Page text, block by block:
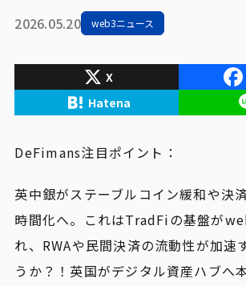
2026.05.20 web3ニュース
X
Hatena
DeFimans注目ポイント：
英中銀がステーブルコイン緩和や決
時間化へ。これはTradFiの基盤が
れ、RWAや民間決済の流動性が加速
うか？！英国がデジタル資産ハブへ